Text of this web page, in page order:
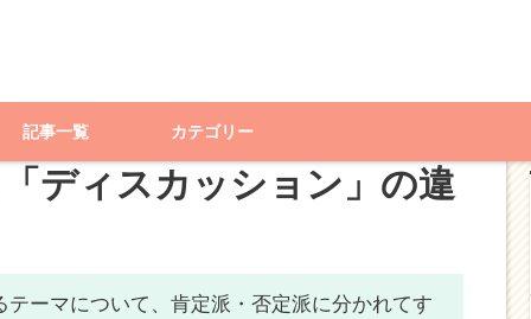
記事一覧 カテゴリー
「ディスカッション」の違
テーマについて、 肯定派・否定派に分かれてす